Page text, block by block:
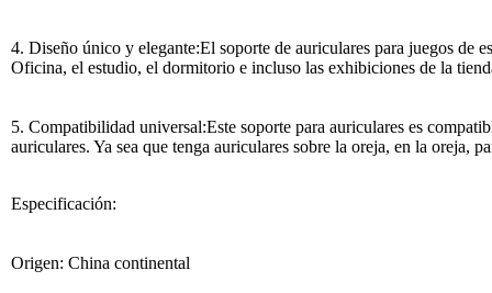
4. Diseño único y elegante:El soporte de auriculares para juegos de
Oficina, el estudio, el dormitorio e incluso las exhibiciones de la
5. Compatibilidad universal:Este soporte para auriculares es
auriculares. Ya sea que tenga auriculares sobre la oreja, en la oreja,
Especificación:
Origen: China continental